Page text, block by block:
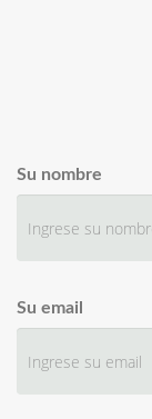
Su nombre
Su email